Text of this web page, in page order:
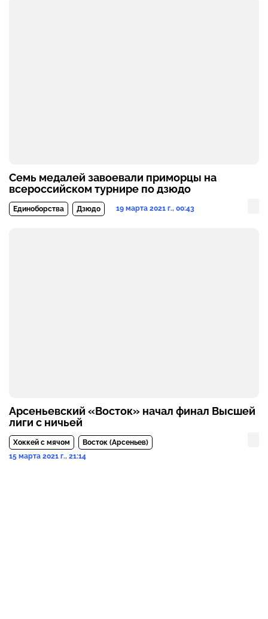
Семь медалей завоевали приморцы на
всероссийском турнире по дзюдо
Единоборства Дзюдо 19 марта 2021 г., 00:43
Арсеньевский «Восток» начал финал Высшей
лиги с ничьей
Хоккей с мячом
Восток (Арсеньев)
15 марта 2021 г., 21:14